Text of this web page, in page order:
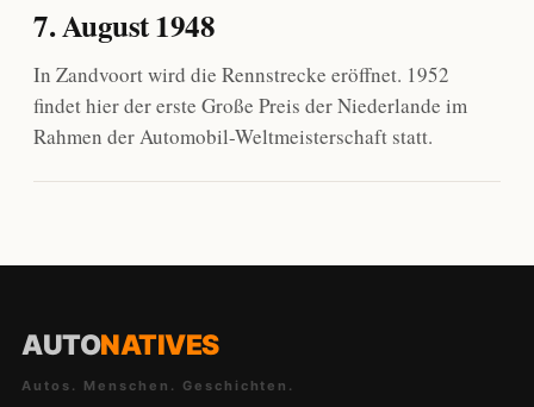
7. August 1948
In Zandvoort wird die Rennstrecke eröffnet. 1952
findet hier der erste Große Preis der Niederlande im
Rahmen der Automobil-Weltmeisterschaft statt.
AUTONATIVES
Autos. Menschen. Geschichten.